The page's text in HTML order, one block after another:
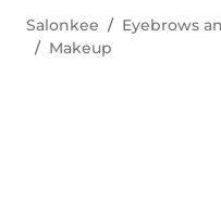
Salonkee Eyebrows
Makeup